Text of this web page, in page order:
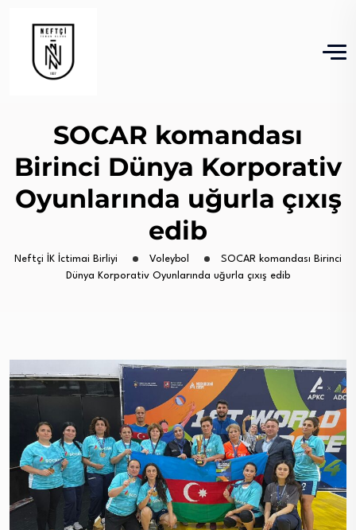
SOCAR komandası
Birinci Dünya Korporativ
Oyunlarında uğurla çıxış
edib
Neftçi İK İctimai Birliyi Voleybol
SOCAR komandası Birinci
Dünya Korporativ Oyunlarında uğurla çıxış edib